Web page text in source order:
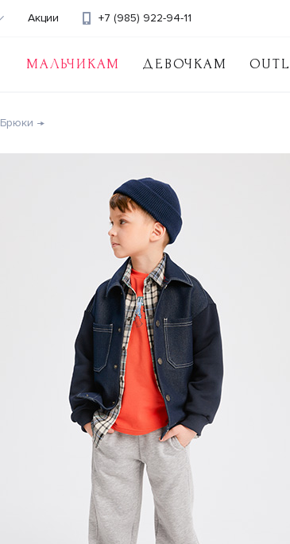
МАЛЬЧИКАМ ДЕВОЧКАМ
+7 (985) 922-94-11
Акции
Брюки